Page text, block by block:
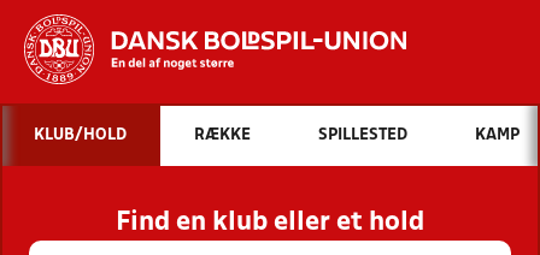
Hvad vil du søge efter?
INDHOLD OG NYHEDER
STILLINGER, RESULTATER, KLUBBER OG
HOLD
KLUB/HOLD RÆKKE SPILLESTED KAMP
Find en klub eller et hold